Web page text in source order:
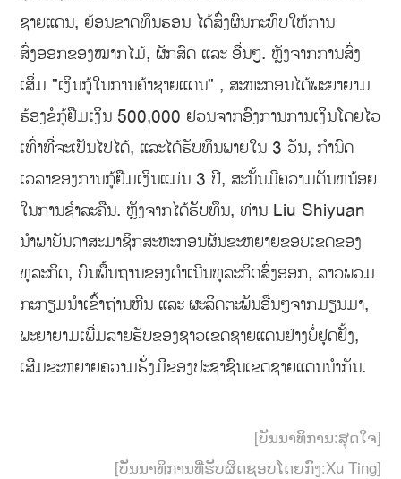
ຊາຍແດນ, ຍ້ອນຂາດທຶນຮອນ ໄດ້ສົ່ງຜົນກະທົບໃຫ້ການ
ສົ່ງອອກຂອງໝາກໄມ້, ຜັກສົດ ແລະ ອື່ນໆ. ຫຼັງຈາກການສົ່ງ
ເສິ່ມ "ເງິນກູ້ໃນການຄ້າຊາຍແດນ" , ສະຫະກອນໄດ້ພະຍາຍາມ
ຮ້ອງຂໍກູ້ຢືມເງິນ 500,000 ຢວນຈາກອົງການການເງິນໂດຍໄວ
ເທົ່າທີ່ຈະເປັນໄປໄດ້, ແລະໄດ້ຮັບທຶນພາຍໃນ 3 ວັນ, ກຳນົດ
ເວລາຂອງການກູ້ຢືມເງິນແມ່ນ 3 ປີ, ສະນັ້ນມີຄວາມດັນຫນ້ອຍ
ໃນການຊໍາລະຄືນ. ຫຼັງຈາກໄດ້ຮັບທຶນ, ທ່ານ Liu Shiyuan
ນຳພາບັນດາສະມາຊິກສະຫະກອນຜັນຂະຫຍາຍຂອບເຂດຂອງ
ທຸລະກິດ, ບົນພື້ນຖານຂອງດຳເນີນທຸລະກິດສົ່ງອອກ, ລາວພວມ
ກະກຽມນຳເຂົ້າຖ່ານຫີນ ແລະ ຜະລິດຕະພັນອື່ນໆຈາກມຽນມາ,
ພະຍາຍາມເພີ່ມລາຍຮັບຂອງຊາວເຂດຊາຍແດນຢ່າງບໍ່ຢຸດຢັ້ງ,
ເສີມຂະຫຍາຍຄວາມຮັ່ງມີຂອງປະຊາຊົນເຂດຊາຍແດນນຳກັນ.
[ບັນນາທິການ:ສຸດໃຈ]
[ບັນນາທິການທີ່ຮັບຜິດຊອບໂດຍກົງ:Xu Ting]